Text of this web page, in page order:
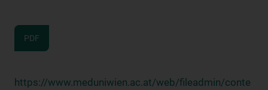
PDF
https://www.meduniwien.ac.at/web/fileadmin/conte